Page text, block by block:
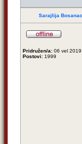
Sarajlija Bosanac
Pridružen/a: 06 vel
Postovi: 1999